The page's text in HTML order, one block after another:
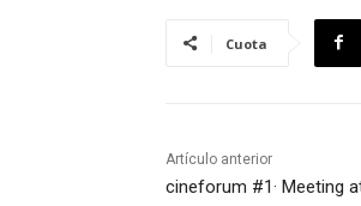
Cuota
Artículo anterior
cineforum #1· Meeting